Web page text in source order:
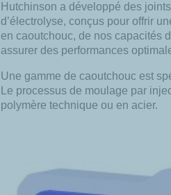
Hutchinson a développé des
d’électrolyse, conçus pour offrir
en caoutchouc, de nos capacités
assurer des performances
Une gamme de caoutchouc est
Le processus de moulage par
polymère technique ou en acier.